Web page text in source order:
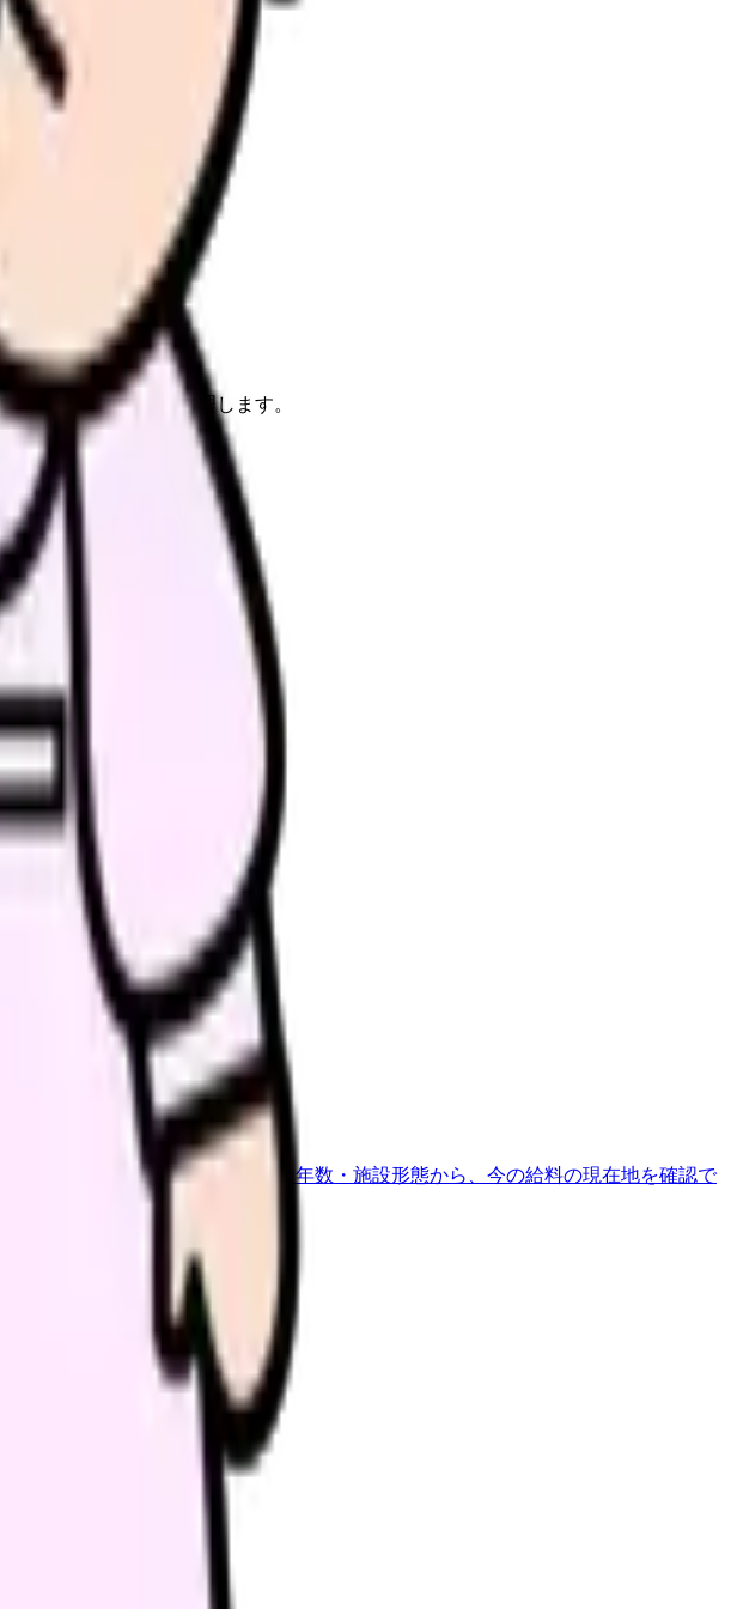
か。
むべきかを一緒に整理します。
ら相談できます。
します。
相談先を出します。
給料コンパスで比較する
地域・経験年数・施設形態から、今の給料の現在地を確認で
す。